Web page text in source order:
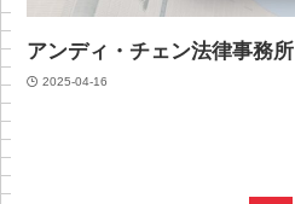
アンディ・チェン法律事務所
2025-04-16